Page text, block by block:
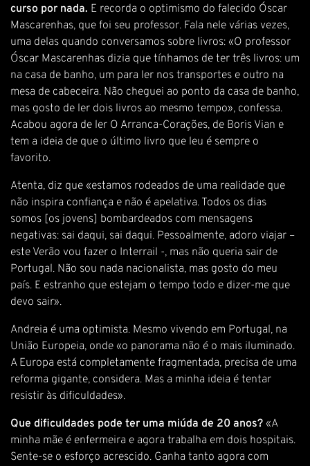
curso por nada. E recorda o optimismo do falecido Óscar
Mascarenhas, que foi seu professor. Fala nele várias vezes,
uma delas quando conversamos sobre livros: «O professor
Óscar Mascarenhas dizia que tínhamos de ter três livros: um
na casa de banho, um para ler nos transportes e outro na
mesa de cabeceira. Não cheguei ao ponto da casa de banho,
mas gosto de ler dois livros ao mesmo tempo», confessa.
Acabou agora de ler O Arranca-Corações, de Boris Vian e
tem a ideia de que o último livro que leu é sempre o
favorito.
Atenta, diz que «estamos rodeados de uma realidade que
não inspira confiança e não é apelativa. Todos os dias
somos [os jovens] bombardeados com mensagens
negativas: sai daqui, sai daqui. Pessoalmente, adoro viajar –
este Verão vou fazer o Interrail -, mas não queria sair de
Portugal. Não sou nada nacionalista, mas gosto do meu
país. E estranho que estejam o tempo todo e dizer-me que
devo sair».
Andreia é uma optimista. Mesmo vivendo em Portugal, na
União Europeia, onde «o panorama não é o mais iluminado.
A Europa está completamente fragmentada, precisa de uma
reforma gigante, considera. Mas a minha ideia é tentar
resistir às dificuldades».
Que dificuldades pode ter uma miúda de 20 anos? «A
minha mãe é enfermeira e agora trabalha em dois hospitais.
Sente-se o esforço acrescido. Ganha tanto agora com